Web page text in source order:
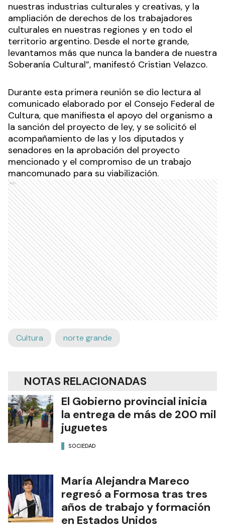
nuestras industrias culturales y creativas, y la
ampliación de derechos de los trabajadores
culturales en nuestras regiones y en todo el
territorio argentino. Desde el norte grande,
levantamos más que nunca la bandera de nuestra
Soberanía Cultural”, manifestó Cristian Velazco.
Durante esta primera reunión se dio lectura al
comunicado elaborado por el Consejo Federal de
Cultura, que manifiesta el apoyo del organismo a
la sanción del proyecto de ley, y se solicitó el
acompañamiento de las y los diputados y
senadores en la aprobación del proyecto
mencionado y el compromiso de un trabajo
mancomunado para su viabilización.
Ads
Cultura norte grande
NOTAS RELACIONADAS
El Gobierno provincial inicia
la entrega de más de 200 mil
juguetes
SOCIEDAD
María Alejandra Mareco
regresó a Formosa tras tres
años de trabajo y formación
en Estados Unidos